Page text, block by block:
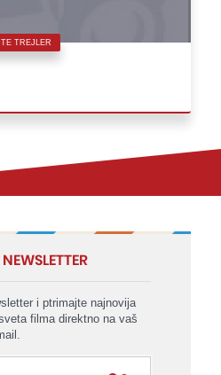
TREJLER
NEWSLETTER
i ptrimajte najnovija
filma direktno na vaš